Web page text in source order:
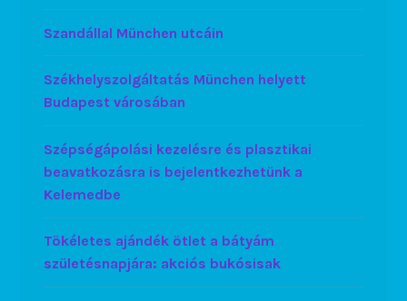
Szandállal München utcáin
Székhelyszolgáltatás München helyett
Budapest városában
Szépségápolási kezelésre és plasztikai
beavatkozásra is bejelentkezhetünk a
Kelemedbe
Tökéletes ajándék ötlet a bátyám
születésnapjára: akciós bukósisak